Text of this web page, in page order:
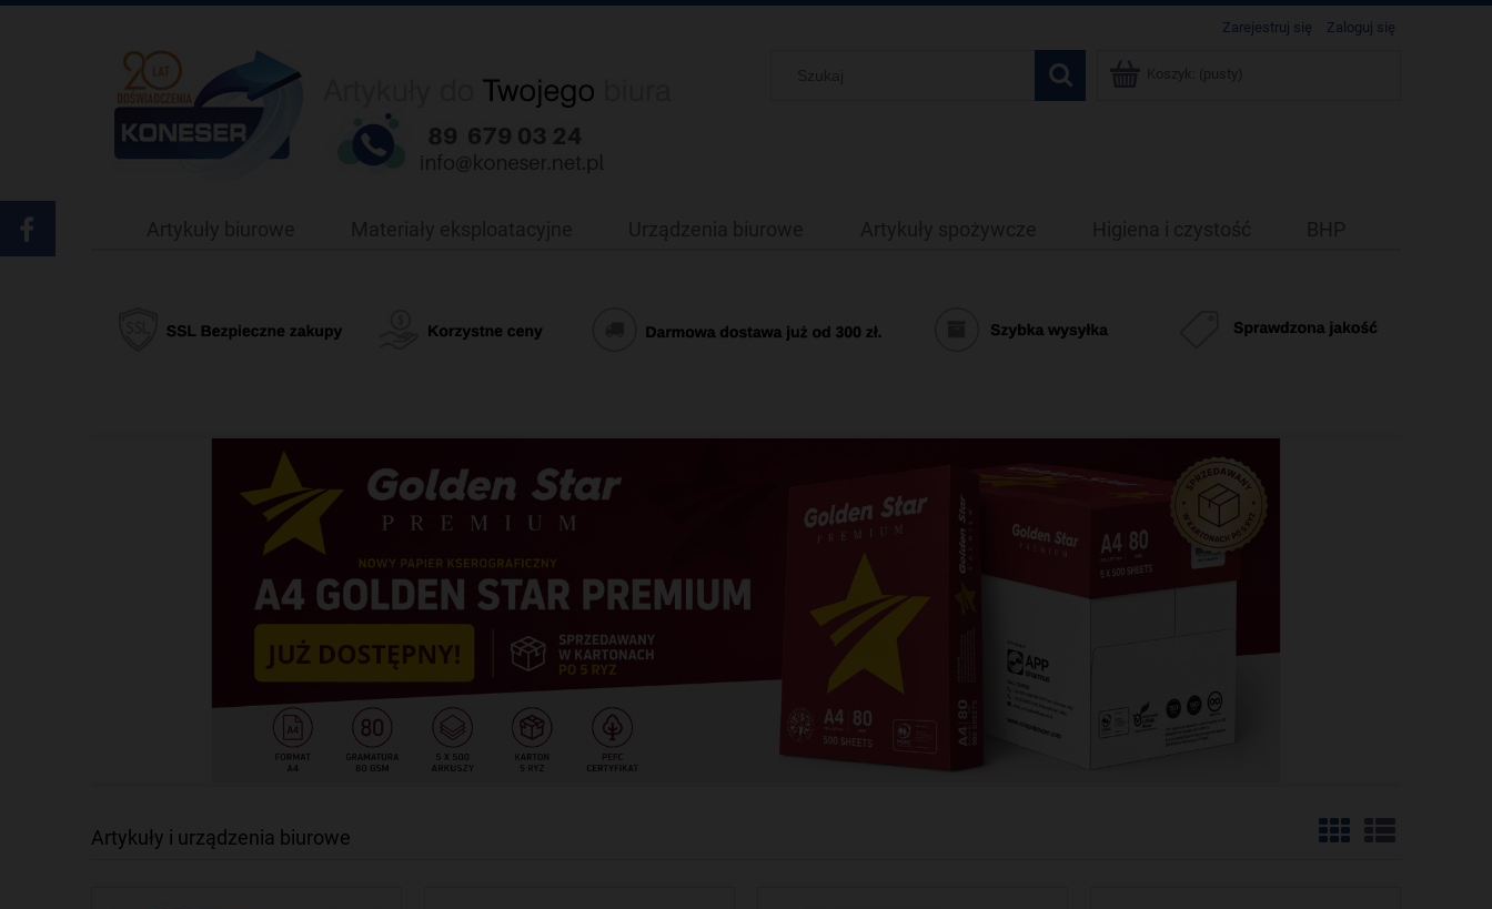
Zarejestruj się Zaloguj się
Koszyk: (pusty)
Artykuły biurowe Materiały eksploatacyjne Urządzenia biurowe Artykuły spożywcze Higiena i czystość BHP
Artykuły i urządzenia biurowe